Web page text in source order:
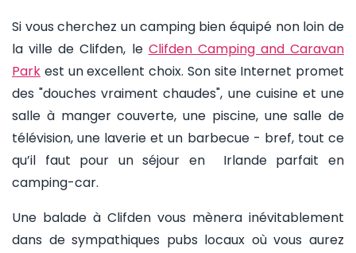
Si vous cherchez un camping bien équipé non loin de
la ville de Clifden, le Clifden Camping and Caravan
Park est un excellent choix. Son site Internet promet
des "douches vraiment chaudes", une cuisine et une
salle à manger couverte, une piscine, une salle de
télévision, une laverie et un barbecue - bref, tout ce
qu’il faut pour un séjour en Irlande parfait en
camping-car.
Une balade à Clifden vous mènera inévitablement
dans de sympathiques pubs locaux où vous aurez